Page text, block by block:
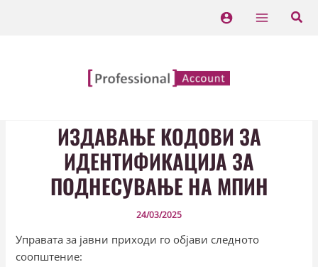
Main
ИЗДАВАЊЕ КОДОВИ ЗА
ИДЕНТИФИКАЦИЈА ЗА
ПОДНЕСУВАЊЕ НА МПИН
24/03/2025
Управата за јавни приходи го објави следното
соопштение: